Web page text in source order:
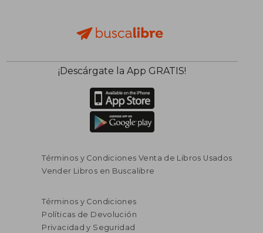
¡Descárgate la App GRATIS!
Términos y Condiciones Venta de Libros Usados
Vender Libros en Buscalibre
Términos y Condiciones
Políticas de Devolución
Privacidad y Seguridad